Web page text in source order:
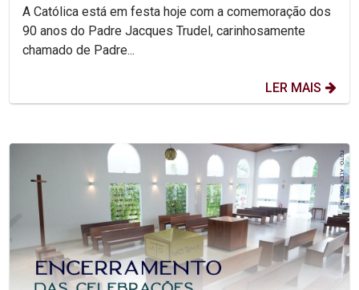
A Católica está em festa hoje com a comemoração dos
90 anos do Padre Jacques Trudel, carinhosamente
chamado de Padre...
LER MAIS